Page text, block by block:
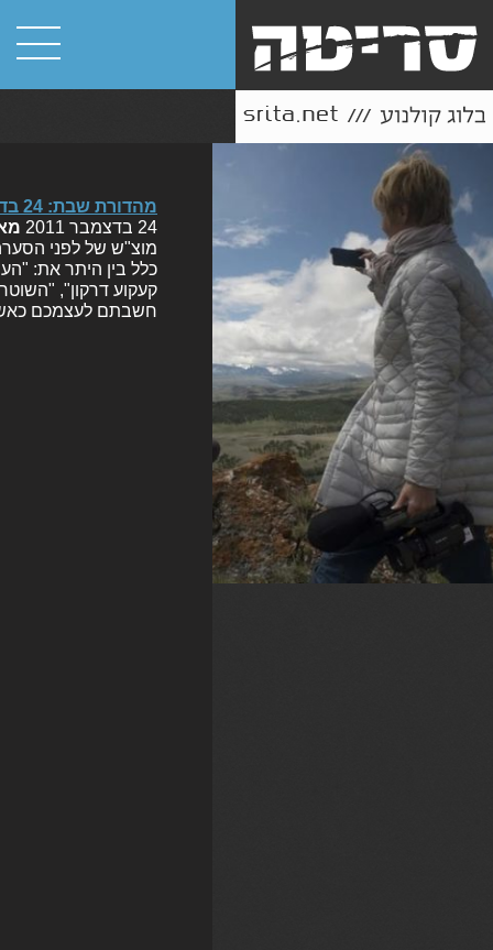
מהדורת שבת: 24 בדצמבר 2011
24 בדצמבר 2011
מוצ"ש של לפני
כלל בין היתר את:
קעקוע דרקון",
חשבתם לעצמכם